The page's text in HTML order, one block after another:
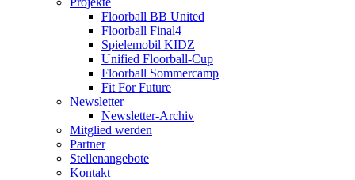
Floorball BB United
Floorball Final4
Spielemobil KIDZ
Unified Floorball-Cup
Floorball Sommercamp
Fit For Future
Newsletter
Newsletter-Archiv
Mitglied werden
Partner
Stellenangebote
Kontakt